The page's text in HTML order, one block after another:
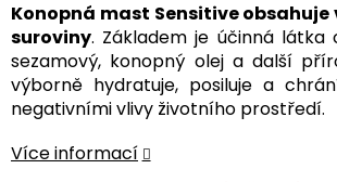
Konopná mast Sensitive
suroviny. Základem je účinná látka
sezamový, konopný olej a další
výborně hydratuje, posiluje a
negativními vlivy životního prostředí.
Více informací